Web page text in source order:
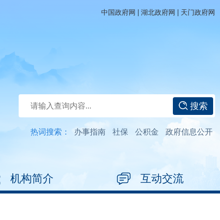
中国政府网 | 湖北政府网 | 天门政府网
搜索
热词搜索： 办事指南 社保 公积金 政府信息公开
机构简介 互动交流